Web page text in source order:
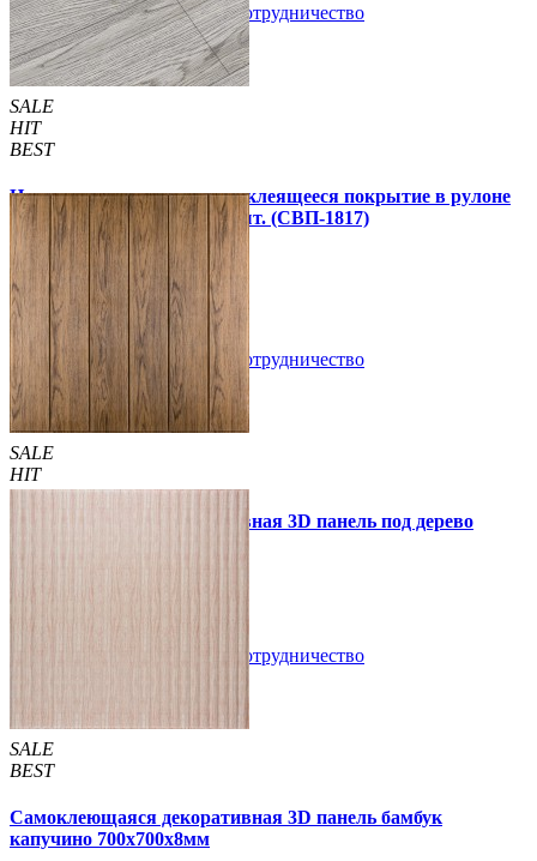
Купить В закладки Сотрудничество
SALE
HIT
BEST
Напольное виниловое самоклеящееся покрытие в рулоне
3000х600х1,5мм, цена за 1 шт. (СВП-1817)
990 грн. 1 390 грн.
Купить В закладки Сотрудничество
SALE
HIT
Самоклеющаяся декоративная 3D панель под дерево
Сотрудничество
SALE
BEST
Самоклеющаяся декоративная 3D панель бамбук
капучино 700x700x8мм